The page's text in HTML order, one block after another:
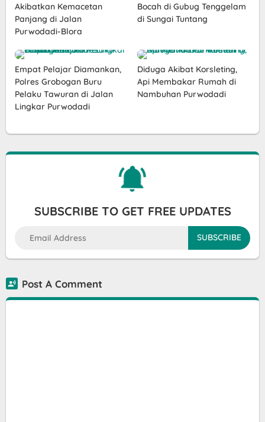
Akibatkan Kemacetan
Panjang di Jalan
Purwodadi-Blora
Bocah di Gubug Tenggelam
di Sungai Tuntang
Empat Pelajar Diamankan,
Polres Grobogan Buru
Pelaku Tawuran di Jalan
Lingkar Purwodadi
Diduga Akibat Korsleting,
Api Membakar Rumah di
Nambuhan Purwodadi
SUBSCRIBE TO GET FREE UPDATES
Post A Comment